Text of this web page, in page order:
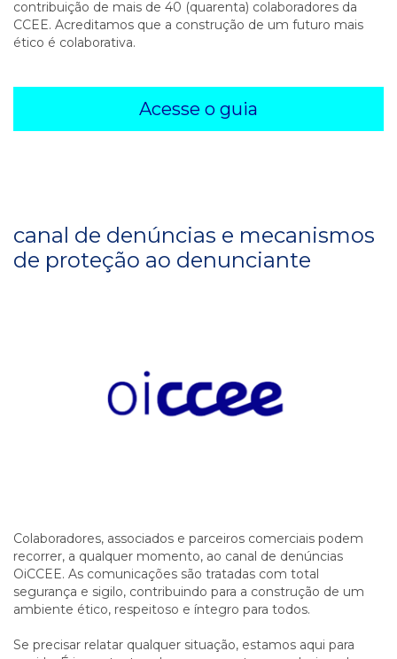
contribuição de mais de 40 (quarenta) colaboradores da
CCEE. Acreditamos que a construção de um futuro mais
ético é colaborativa.
Acesse o guia
canal de denúncias e mecanismos
de proteção ao denunciante
Colaboradores, associados e parceiros comerciais podem
recorrer, a qualquer momento, ao canal de denúncias
OiCCEE. As comunicações são tratadas com total
segurança e sigilo, contribuindo para a construção de um
ambiente ético, respeitoso e íntegro para todos.
Se precisar relatar qualquer situação, estamos aqui para